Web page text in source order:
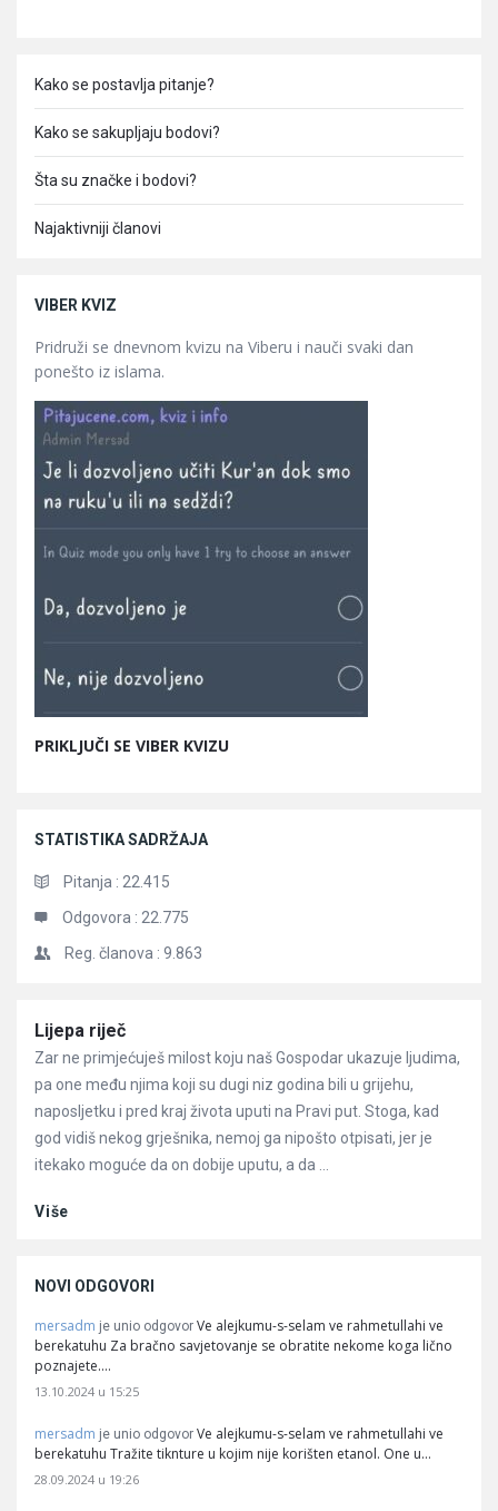
Kako se postavlja pitanje?
Kako se sakupljaju bodovi?
Šta su značke i bodovi?
Najaktivniji članovi
VIBER KVIZ
Pridruži se dnevnom kvizu na Viberu i nauči svaki dan
ponešto iz islama.
PRIKLJUČI SE VIBER KVIZU
STATISTIKA SADRŽAJA
Pitanja : 22.415
Odgovora : 22.775
Reg. članova : 9.863
Članci
Lijepa riječ
Zar ne primjećuješ milost koju naš Gospodar ukazuje ljudima,
pa one među njima koji su dugi niz godina bili u grijehu,
naposljetku i pred kraj života uputi na Pravi put. Stoga, kad
god vidiš nekog grješnika, nemoj ga nipošto otpisati, jer je
itekako moguće da on dobije uputu, a da ...
Više
NOVI ODGOVORI
mersadm je unio odgovor Ve alejkumu-s-selam ve rahmetullahi ve
berekatuhu Za bračno savjetovanje se obratite nekome koga lično
poznajete.…
13.10.2024 u 15:25
mersadm je unio odgovor Ve alejkumu-s-selam ve rahmetullahi ve
berekatuhu Tražite tiknture u kojim nije korišten etanol. One u…
28.09.2024 u 19:26